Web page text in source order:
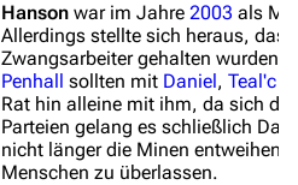
Hanson war im Jahre 2003 als
Allerdings stellte sich heraus,
Zwangsarbeiter gehalten wurden.
Penhall sollten mit Daniel, Teal'c
Rat hin alleine mit ihm, da sich
Parteien gelang es schließlich
nicht länger die Minen entweihen,
Menschen zu überlassen.